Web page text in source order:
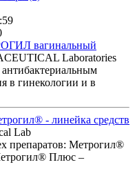
вагинальный
Laboratories
в гинекологии и в
- линейка средств
Lab
препаратов: Метрогил®
Плюс –